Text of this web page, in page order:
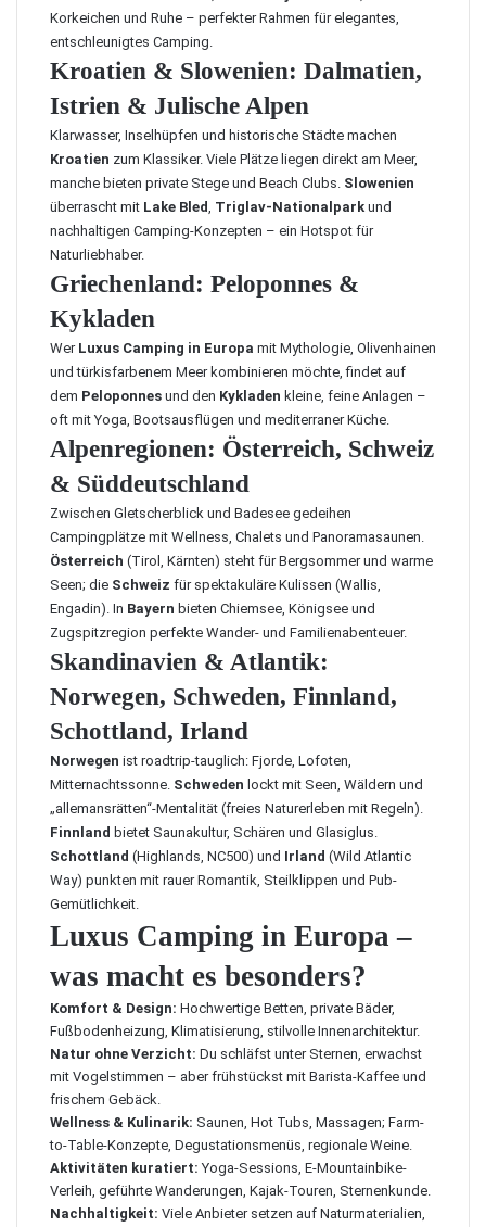
Korkeichen und Ruhe – perfekter Rahmen für elegantes,
entschleunigtes Camping.
Kroatien & Slowenien: Dalmatien,
Istrien & Julische Alpen
Klarwasser, Inselhüpfen und historische Städte machen
Kroatien zum Klassiker. Viele Plätze liegen direkt am Meer,
manche bieten private Stege und Beach Clubs. Slowenien
überrascht mit Lake Bled, Triglav-Nationalpark und
nachhaltigen Camping-Konzepten – ein Hotspot für
Naturliebhaber.
Griechenland: Peloponnes &
Kykladen
Wer Luxus Camping in Europa mit Mythologie, Olivenhainen
und türkisfarbenem Meer kombinieren möchte, findet auf
dem Peloponnes und den Kykladen kleine, feine Anlagen –
oft mit Yoga, Bootsausflügen und mediterraner Küche.
Alpenregionen: Österreich, Schweiz
& Süddeutschland
Zwischen Gletscherblick und Badesee gedeihen
Campingplätze mit Wellness, Chalets und Panoramasaunen.
Österreich (Tirol, Kärnten) steht für Bergsommer und warme
Seen; die Schweiz für spektakuläre Kulissen (Wallis,
Engadin). In Bayern bieten Chiemsee, Königsee und
Zugspitzregion perfekte Wander- und Familienabenteuer.
Skandinavien & Atlantik:
Norwegen, Schweden, Finnland,
Schottland, Irland
Norwegen ist roadtrip-tauglich: Fjorde, Lofoten,
Mitternachtssonne. Schweden lockt mit Seen, Wäldern und
„allemansrätten“-Mentalität (freies Naturerleben mit Regeln).
Finnland bietet Saunakultur, Schären und Glasiglus.
Schottland (Highlands, NC500) und Irland (Wild Atlantic
Way) punkten mit rauer Romantik, Steilklippen und Pub-
Gemütlichkeit.
Luxus Camping in Europa –
was macht es besonders?
Komfort & Design: Hochwertige Betten, private Bäder,
Fußbodenheizung, Klimatisierung, stilvolle Innenarchitektur.
Natur ohne Verzicht: Du schläfst unter Sternen, erwachst
mit Vogelstimmen – aber frühstückst mit Barista-Kaffee und
frischem Gebäck.
Wellness & Kulinarik: Saunen, Hot Tubs, Massagen; Farm-
to-Table-Konzepte, Degustationsmenüs, regionale Weine.
Aktivitäten kuratiert: Yoga-Sessions, E-Mountainbike-
Verleih, geführte Wanderungen, Kajak-Touren, Sternenkunde.
Nachhaltigkeit: Viele Anbieter setzen auf Naturmaterialien,